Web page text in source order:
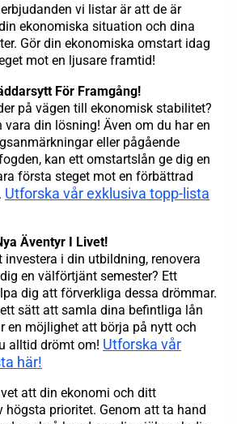
vi listar är att de är
ekonomiska situation och dina
Gör din ekonomiska omstart idag
mot en ljusare framtid!
För Framgång!
på vägen till ekonomisk stabilitet?
din lösning! Även om du har en
eller pågående
kan ett omstartslån ge dig en
första steget mot en förbättrad
Utforska vår exklusiva topp-lista
Äventyr I Livet!
investera i din utbildning, renovera
en välförtjänt semester? Ett
dig att förverkliga dessa drömmar.
sätt att samla dina befintliga lån
en möjlighet att börja på nytt och
alltid drömt om! Utforska vår
här!
att din ekonomi och ditt
högsta prioritet. Genom att ta hand